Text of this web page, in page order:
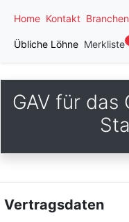
Home Kontakt Branchen
Übliche Löhne Merkliste
GAV für
Vertragsdaten